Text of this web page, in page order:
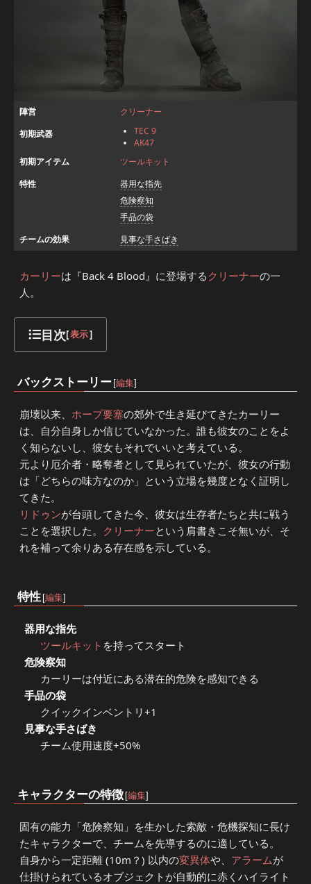
陣営
クリーナー
初期武器
TEC 9
AK47
初期アイテム
ツールキット
特性
器用な指先
危険察知
手品の袋
チームの効果
見事な手さばき
カーリーは『Back 4 Blood』に登場する クリーナーの一
人。
目次[表示]
バックストーリー [編集]
崩壊以来、 ホープ要塞の郊外で生き延びてきたカーリー
は、自分自身しか信じていなかった。誰も彼女のことをよ
く知らないし、彼女もそれでいいと考えている。
元より厄介者・略奪者として見られていたが、彼女の行動
は「どちらの味方なのか」という立場を幾度となく証明し
てきた。
リドゥンが台頭してきた今、彼女は生存者たちと共に戦う
ことを選択した。 クリーナーという肩書きこそ無いが、そ
れを補って余りある存在感を示している。
特性 [編集]
器用な指先
ツールキット を持ってスタート
危険察知
カーリーは付近にある潜在的危険を感知できる
手品の袋
クイックインベントリ+1
見事な手さばき
チーム使用速度+50%
キャラクターの特徴 [編集]
固有の能力「危険察知」を生かした索敵・危機探知に長け
たキャラクターで、チームを先導するのに適している。
自身から一定距離 (10m？) 以内の変異体や、 アラームが
仕掛けられているオブジェクトが自動的に赤くハイライト